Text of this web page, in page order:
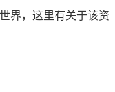
界，这里有关于该资